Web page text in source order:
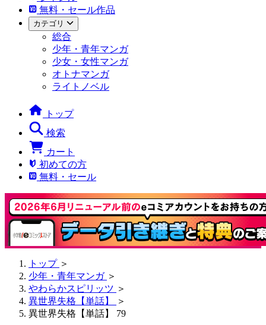
無料・セール作品
カテゴリ
総合
少年・青年マンガ
少女・女性マンガ
オトナマンガ
ライトノベル
トップ
検索
カート
初めての方
無料・セール
トップ ＞
少年・青年マンガ ＞
やわらかスピリッツ ＞
異世界失格【単話】
＞
異世界失格【単話】 79